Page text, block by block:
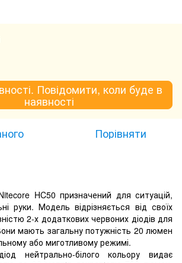
Повідомити, коли буде в
наявності
Порівняти
HC50 призначений для ситуацій,
руки. Модель відрізняється від своїх
2-х додаткових червоних діодів для
мають загальну потужність 20 люмен
або миготливому режимі.
нейтрально-білого кольору видає